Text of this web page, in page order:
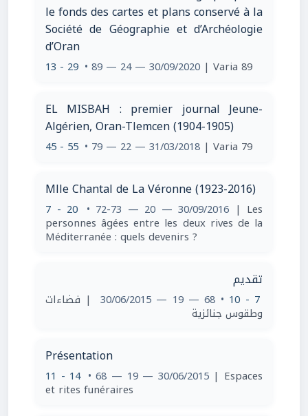
le fonds des cartes et plans conservé à la
Société de Géographie et d’Archéologie
d’Oran
13 - 29 • 89 — 24 — 30/09/2020 | Varia 89
EL MISBAH : premier journal Jeune-
Algérien, Oran-Tlemcen (1904-1905)
45 - 55 • 79 — 22 — 31/03/2018 | Varia 79
Mlle Chantal de La Véronne (1923-2016)
7 - 20 • 72-73 — 20 — 30/09/2016 | Les
personnes âgées entre les deux rives de la
Méditerranée : quels devenirs ?
تقديم
7 - 10
• 68 — 19 — 30/06/2015 | فضاءات
وطقوس جنائزية
Présentation
11 - 14 • 68 — 19 — 30/06/2015 | Espaces
et rites funéraires